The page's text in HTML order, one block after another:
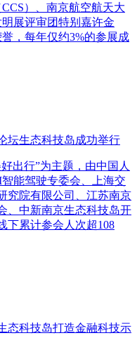
）、南京航空航天大
展评审团特别嘉许金
，每年仅约3%的参展成
坛生态科技岛成功举行
出行”为主题，由中国人
能驾驶专委会、上海交
究院有限公司、江苏南京
、中新南京生态科技岛开
下累计参会人次超108
态科技岛打造金融科技示